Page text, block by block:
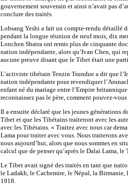
gouvernement souverain et ainsi n’avait pas
conclure des traités.
Lobsang Yeshi a fait un compte-rendu détaillé
pendant la longue réunion de neuf mois, dix
Lonchen Shatra ont remis plus de cinquante
nation indépendante, alors qu’Ivan Chen, qui
aucune preuve disant que le Tibet était une
L’activiste tibétain Tenzin Tsundue a dit que
nation indépendante pour revendiquer
enfant né du mariage entre l’Empire
reconnaissez pas le père, comment pouvez-
Il a ensuite déclaré que les jeunes générations
Tibet et que les Tibétains traiteront avec les
avec les Tibétains. « Traitez avec nous car
Lama pour traiter avec vous. Nous traiterons
nous aujourd’hui, alors que nous sommes en
calcul que de penser qu’après le Dalai Lama, le
Le Tibet avait signé des traités en tant que
le Ladakh, le Cachemire, le Népal, la Birmanie,
1918.